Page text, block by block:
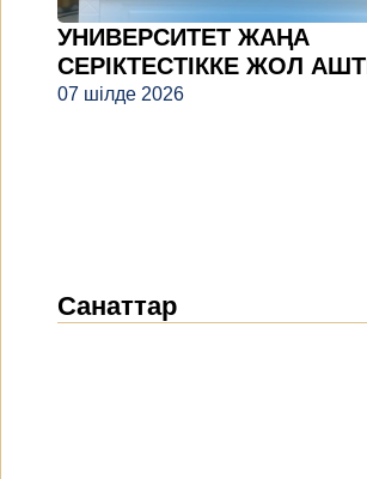
УНИВЕРСИТЕТ ЖАҢА
СЕРІКТЕСТІККЕ ЖОЛ
07 шілде 2026
Санаттар